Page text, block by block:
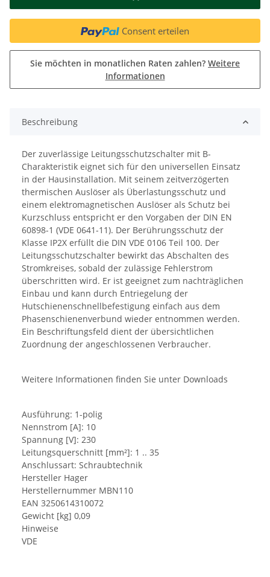
Consent erteilen
Sie möchten in monatlichen Raten zahlen? Weitere
Informationen
Beschreibung
Der zuverlässige Leitungsschutzschalter mit B-
Charakteristik eignet sich für den universellen Einsatz
in der Hausinstallation. Mit seinem zeitverzögerten
thermischen Auslöser als Überlastungsschutz und
einem elektromagnetischen Auslöser als Schutz bei
Kurzschluss entspricht er den Vorgaben der DIN EN
60898-1 (VDE 0641-11). Der Berührungsschutz der
Klasse IP2X erfüllt die DIN VDE 0106 Teil 100. Der
Leitungsschutzschalter bewirkt das Abschalten des
Stromkreises, sobald der zulässige Fehlerstrom
überschritten wird. Er ist geeignet zum nachträglichen
Einbau und kann durch Entriegelung der
Hutschienenschnellbefestigung einfach aus dem
Phasenschienenverbund wieder entnommen werden.
Ein Beschriftungsfeld dient der übersichtlichen
Zuordnung der angeschlossenen Verbraucher.
Weitere Informationen finden Sie unter Downloads
Ausführung: 1-polig
Nennstrom [A]: 10
Spannung [V]: 230
Leitungsquerschnitt [mm²]: 1 .. 35
Anschlussart: Schraubtechnik
Hersteller Hager
Herstellernummer MBN110
EAN 3250614310072
Gewicht [kg] 0,09
Hinweise
VDE